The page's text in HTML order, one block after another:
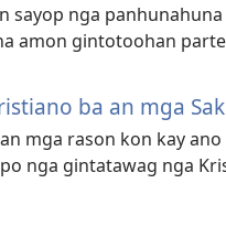
sayop nga
amon gintotoohan
ba an mga
mga rason kon kay
nga gintatawag nga